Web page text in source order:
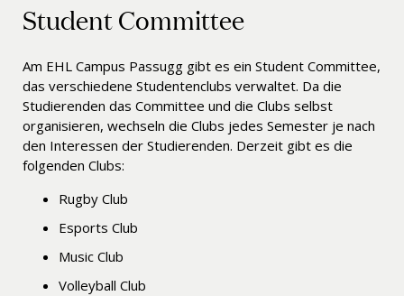
Student Committee
Am EHL Campus Passugg gibt es ein Student Committee,
das verschiedene Studentenclubs verwaltet. Da die
Studierenden das Committee und die Clubs selbst
organisieren, wechseln die Clubs jedes Semester je nach
den Interessen der Studierenden. Derzeit gibt es die
folgenden Clubs:
Rugby Club
Esports Club
Music Club
Volleyball Club